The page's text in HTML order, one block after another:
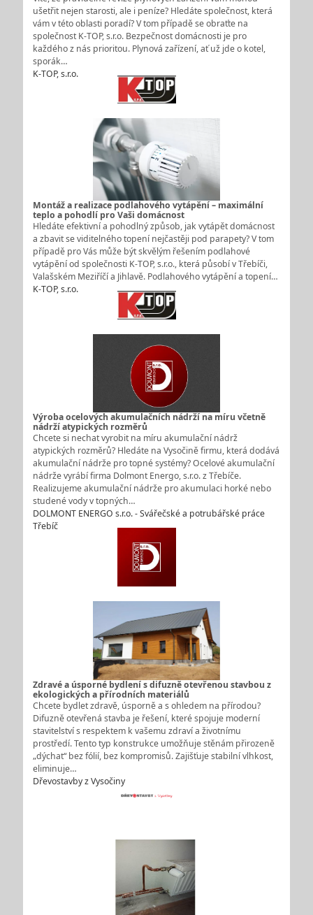
ušetřit nejen starosti, ale i peníze? Hledáte společnost, která
vám v této oblasti poradí? V tom případě se obraťte na
společnost K-TOP, s.r.o. Bezpečnost domácnosti je pro
každého z nás prioritou. Plynová zařízení, ať už jde o kotel,
sporák…
K-TOP, s.r.o.
Montáž a realizace podlahového vytápění – maximální
teplo a pohodlí pro Vaši domácnost
Hledáte efektivní a pohodlný způsob, jak vytápět domácnost
a zbavit se viditelného topení nejčastěji pod parapety? V tom
případě pro Vás může být skvělým řešením podlahové
vytápění od společnosti K-TOP, s.r.o., která působí v Třebíči,
Valašském Meziříčí a Jihlavě. Podlahového vytápění a topení…
K-TOP, s.r.o.
Výroba ocelových akumulačních nádrží na míru včetně
nádrží atypických rozměrů
Chcete si nechat vyrobit na míru akumulační nádrž
atypických rozměrů? Hledáte na Vysočině firmu, která dodává
akumulační nádrže pro topné systémy? Ocelové akumulační
nádrže vyrábí firma Dolmont Energo, s.r.o. z Třebíče.
Realizujeme akumulační nádrže pro akumulaci horké nebo
studené vody v topných…
DOLMONT ENERGO s.r.o. - Svářečské a potrubářské práce
Třebíč
Zdravé a úsporné bydlení s difuzně otevřenou stavbou z
ekologických a přírodních materiálů
Chcete bydlet zdravě, úsporně a s ohledem na přírodou?
Difuzně otevřená stavba je řešení, které spojuje moderní
stavitelství s respektem k vašemu zdraví a životnímu
prostředí. Tento typ konstrukce umožňuje stěnám přirozeně
„dýchat“ bez fólií, bez kompromisů. Zajišťuje stabilní vlhkost,
eliminuje…
Dřevostavby z Vysočiny